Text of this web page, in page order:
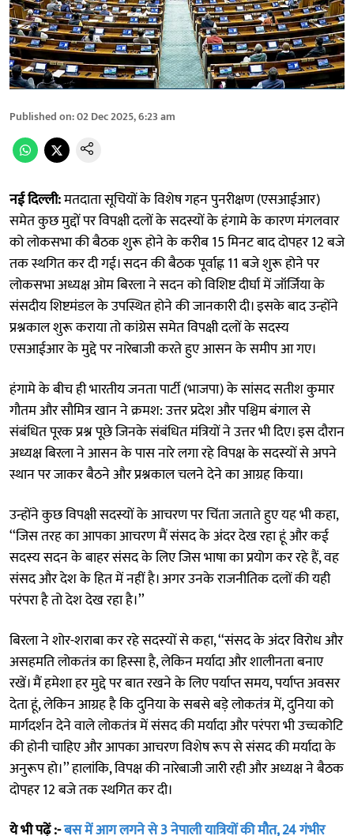
Published on:02 Dec 2025, 6:23 am
नई दिल्ली:मतदाता सूचियों के विशेष गहन पुनरीक्षण (एसआईआर)
समेत कुछ मुद्दों पर विपक्षी दलों के सदस्यों के हंगामे के कारण मंगलवार
को लोकसभा की बैठक शुरू होने के करीब 15 मिनट बाद दोपहर 12 बजे
तक स्थगित कर दी गई। सदन की बैठक पूर्वाह्न 11 बजे शुरू होने पर
लोकसभा अध्यक्ष ओम बिरला ने सदन को विशिष्ट दीर्घा में जॉर्जिया के
संसदीय शिष्टमंडल के उपस्थित होने की जानकारी दी। इसके बाद उन्होंने
प्रश्नकाल शुरू कराया तो कांग्रेस समेत विपक्षी दलों के सदस्य
एसआईआर के मुद्दे पर नारेबाजी करते हुए आसन के समीप आ गए।
हंगामे के बीच ही भारतीय जनता पार्टी (भाजपा) के सांसद सतीश कुमार
गौतम और सौमित्र खान ने क्रमश: उत्तर प्रदेश और पश्चिम बंगाल से
संबंधित पूरक प्रश्न पूछे जिनके संबंधित मंत्रियों ने उत्तर भी दिए। इस दौरान
अध्यक्ष बिरला ने आसन के पास नारे लगा रहे विपक्ष के सदस्यों से अपने
स्थान पर जाकर बैठने और प्रश्नकाल चलने देने का आग्रह किया।
उन्होंने कुछ विपक्षी सदस्यों के आचरण पर चिंता जताते हुए यह भी कहा,
‘‘जिस तरह का आपका आचरण मैं संसद के अंदर देख रहा हूं और कई
सदस्य सदन के बाहर संसद के लिए जिस भाषा का प्रयोग कर रहे हैं, वह
संसद और देश के हित में नहीं है। अगर उनके राजनीतिक दलों की यही
परंपरा है तो देश देख रहा है।’’
बिरला ने शोर-शराबा कर रहे सदस्यों से कहा, ‘‘संसद के अंदर विरोध और
असहमति लोकतंत्र का हिस्सा है, लेकिन मर्यादा और शालीनता बनाए
रखें। मैं हमेशा हर मुद्दे पर बात रखने के लिए पर्याप्त समय, पर्याप्त अवसर
देता हूं, लेकिन आग्रह है कि दुनिया के सबसे बड़े लोकतंत्र में, दुनिया को
मार्गदर्शन देने वाले लोकतंत्र में संसद की मर्यादा और परंपरा भी उच्चकोटि
की होनी चाहिए और आपका आचरण विशेष रूप से संसद की मर्यादा के
अनुरूप हो।’’ हालांकि, विपक्ष की नारेबाजी जारी रही और अध्यक्ष ने बैठक
दोपहर 12 बजे तक स्थगित कर दी।
ये भी पढ़ें :-बस में आग लगने से 3 नेपाली यात्रियों की मौत, 24 गंभीर